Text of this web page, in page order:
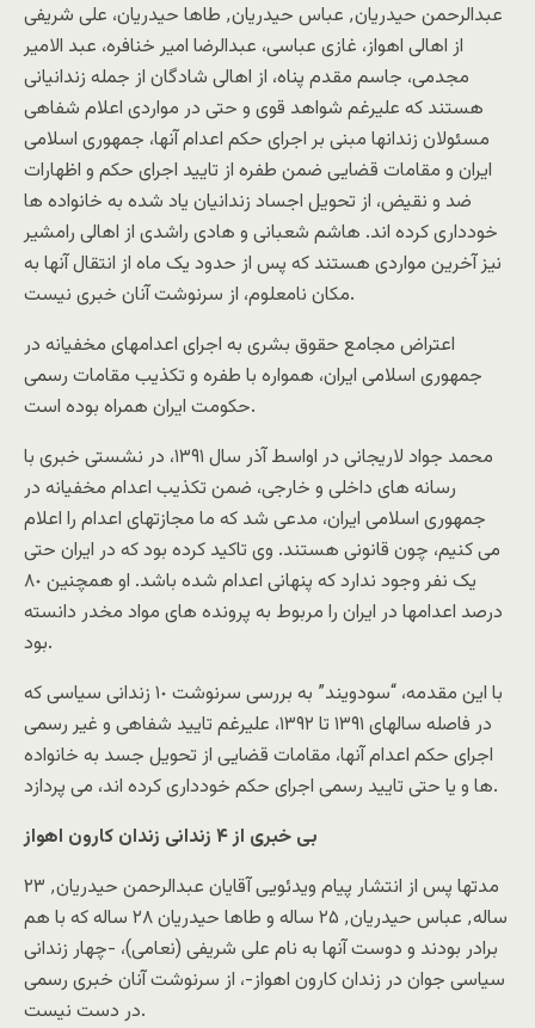
عبدالرحمن حيدريان٬ عباس حيدريان٬ طاها حيدريان، على شريفى
از اهالى اهواز، غازى عباسى، عبدالرضا امير خنافره، عبد الامير
مجدمى، جاسم مقدم پناه، از اهالى شادگان از جمله زندانيانى
هستند که عليرغم شواهد قوى و حتى در مواردى اعلام شفاهى
مسئولان زندانها مبنى بر اجراى حکم اعدام آنها، جمهورى اسلامى
ايران و مقامات قضايى ضمن طفره از تاييد اجراى حکم و اظهارات
ضد و نقيض، از تحويل اجساد زندانيان ياد شده به خانواده ها
خوددارى کرده اند. هاشم شعبانى و هادى راشدى از اهالى رامشير
نيز آخرين مواردى هستند که پس از حدود يک ماه از انتقال آنها به
مکان نامعلوم، از سرنوشت آنان خبرى نيست.
اعتراض مجامع حقوق بشرى به اجراى اعدامهاى مخفيانه در
جمهورى اسلامى ايران، همواره با طفره و تکذيب مقامات رسمى
حکومت ايران همراه بوده است.
محمد جواد لاريجانى در اواسط آذر سال ١٣۹١، در نشستى خبرى با
رسانه هاى داخلى و خارجى، ضمن تکذيب اعدام مخفيانه در
جمهورى اسلامى ايران، مدعى شد که ما مجازتهاى اعدام را اعلام
مى کنيم، چون قانونى هستند. وى تاکيد کرده بود که در ايران حتى
يک نفر وجود ندارد که پنهانى اعدام شده باشد. او همچنين ٨٠
درصد اعدامها در ايران را مربوط به پرونده هاى مواد مخدر دانسته
بود.
با اين مقدمه، “سودويند” به بررسى سرنوشت ١٠ زندانى سياسى که
در فاصله سالهاى ١٣۹١ تا ١٣۹٢، عليرغم تاييد شفاهى و غير رسمى
اجراى حکم اعدام آنها، مقامات قضايى از تحويل جسد به خانواده
ها و يا حتى تاييد رسمى اجراى حکم خوددارى کرده اند، مى پردازد.
بى خبرى از ۴ زندانى زندان کارون اهواز
مدتها پس از انتشار پيام ويدئويى آقايان عبدالرحمن حيدريان٬ ۲۳
ساله٬ عباس حيدريان٬ ۲۵ ساله و طاها حيدريان ۲۸ ساله که با هم
برادر بودند و دوست آنها به نام على شريفى (نعامى)، -چهار زندانى
سياسى جوان در زندان کارون اهواز-، از سرنوشت آنان خبرى رسمى
در دست نيست.